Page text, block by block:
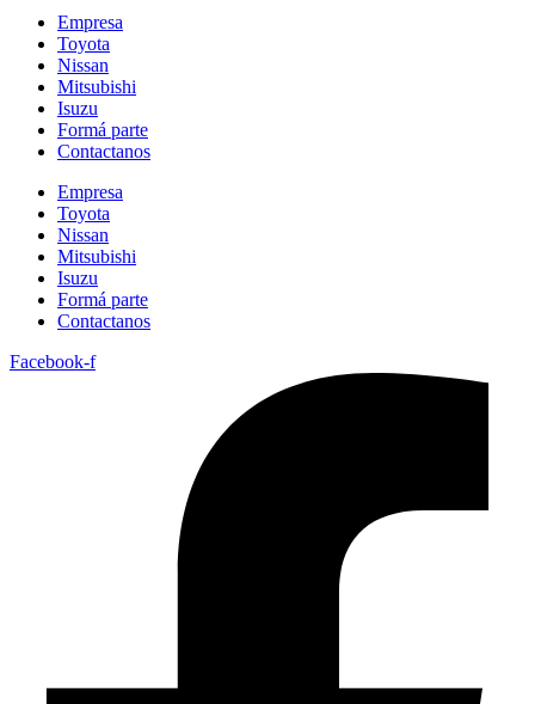
Empresa
Toyota
Nissan
Mitsubishi
Isuzu
Formá parte
Contactanos
Empresa
Toyota
Nissan
Mitsubishi
Isuzu
Formá parte
Contactanos
Facebook-f